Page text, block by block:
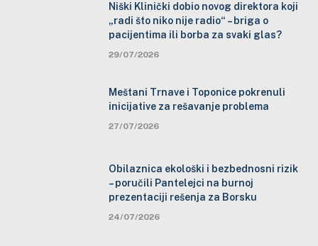
Niški Klinički dobio novog direktora koji
„radi što niko nije radio“ – briga o
pacijentima ili borba za svaki glas?
29/07/2026
Meštani Trnave i Toponice pokrenuli
inicijative za rešavanje problema
27/07/2026
Obilaznica ekološki i bezbednosni rizik
– poručili Pantelejci na burnoj
prezentaciji rešenja za Borsku
24/07/2026